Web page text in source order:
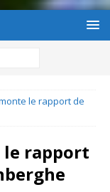
le rapport de
le rapport